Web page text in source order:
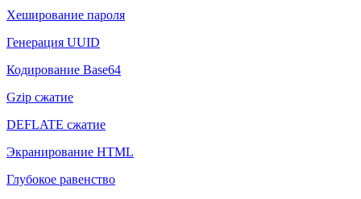
Хеширование пароля
Генерация UUID
Кодирование Base64
Gzip сжатие
DEFLATE сжатие
Экранирование HTML
Глубокое равенство